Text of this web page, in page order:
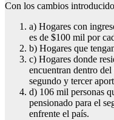
Con los cambios
a) Hogares con
es de $100 mil por
b) Hogares que
c) Hogares donde
encuentran dentro
segundo y tercer
d) 106 mil personas
pensionado para el
enfrente el país.